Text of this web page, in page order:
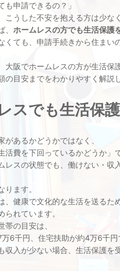
も申請できるの？」
こうした不安を抱える方は少な
ホームレスの方でも生活保護
くても、申請手続きから住まい
大阪でホームレスの方が生活保
の目安までをわかりやすく解説
スでも生活保
があるかどうかではなく、
活費を下回っているかどうか」
レスの状態でも、働けない・収
ります。
、健康で文化的な生活を送るた
られています。
帯の目安は、
6千円、住宅扶助が約4万6千円
収入が少ない場合、生活保護を